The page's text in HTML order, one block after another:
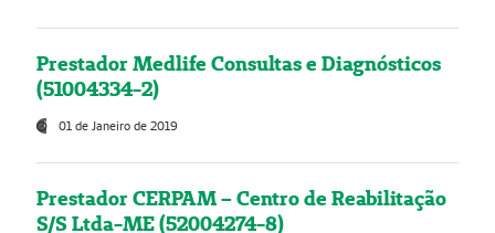
Prestador Medlife Consultas e Diagnósticos
(51004334-2)
01 de Janeiro de 2019
Prestador CERPAM – Centro de Reabilitação
S/S Ltda-ME (52004274-8)